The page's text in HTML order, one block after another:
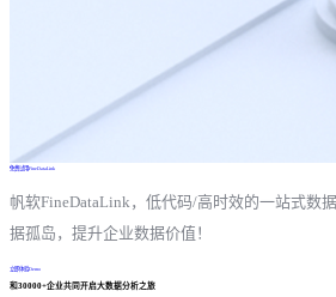
免费试用FineDataLink
帆软FineDataLink，低代码/高时效的一站式数
据孤岛，提升企业数据价值！
立即体验Demo
和30000+企业共同开启大数据分析之旅